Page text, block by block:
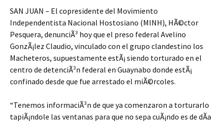
SAN JUAN – El copresidente del Movimiento
Independentista Nacional Hostosiano (MINH), HÃ©ctor
Pesquera, denunciÃ³ hoy que el preso federal Avelino
GonzÃ¡lez Claudio, vinculado con el grupo clandestino los
Macheteros, supuestamente estÃ¡ siendo torturado en el
centro de detenciÃ³n federal en Guaynabo donde estÃ¡
confinado desde que fue arrestado el miÃ©rcoles.
“Tenemos informaciÃ³n de que ya comenzaron a torturarlo
tapiÃ¡ndole las ventanas para que no sepa cuÃ¡ndo es de dÃ­a